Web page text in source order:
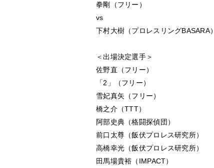
拳剛（フリー）
vs
下村大樹（プロレスリングBASARA）
＜出場決定選手＞
佐野直（フリー）
「2」（フリー）
雪妃真矢（フリー）
橋之介（TTT）
阿部史典（格闘探偵団）
前口太尊（飯伏プロレス研究所）
高橋幸光（飯伏プロレス研究所）
田馬場貴裕（IMPACT）